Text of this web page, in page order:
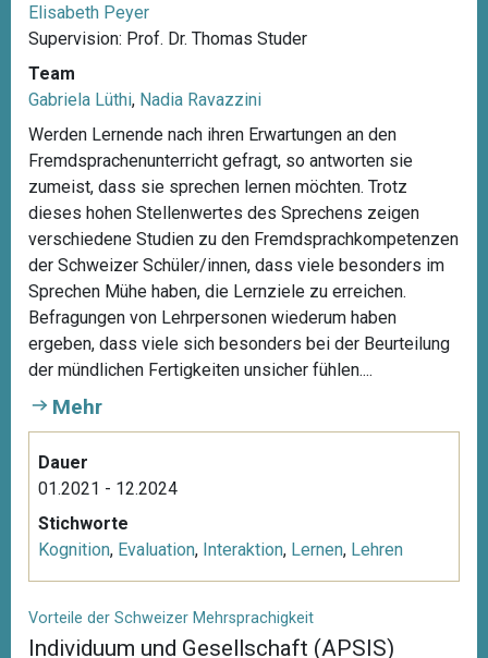
Elisabeth Peyer
Supervision: Prof. Dr. Thomas Studer
Team
Gabriela Lüthi, Nadia Ravazzini
Werden Lernende nach ihren Erwartungen an den
Fremdsprachenunterricht gefragt, so antworten sie
zumeist, dass sie sprechen lernen möchten. Trotz
dieses hohen Stellenwertes des Sprechens zeigen
verschiedene Studien zu den Fremdsprachkompetenzen
der Schweizer Schüler/innen, dass viele besonders im
Sprechen Mühe haben, die Lernziele zu erreichen.
Befragungen von Lehrpersonen wiederum haben
ergeben, dass viele sich besonders bei der Beurteilung
der mündlichen Fertigkeiten unsicher fühlen....
Mehr
Dauer
01.2021 - 12.2024
Stichworte
Kognition, Evaluation, Interaktion, Lernen, Lehren
Vorteile der Schweizer Mehrsprachigkeit
Individuum und Gesellschaft (APSIS)